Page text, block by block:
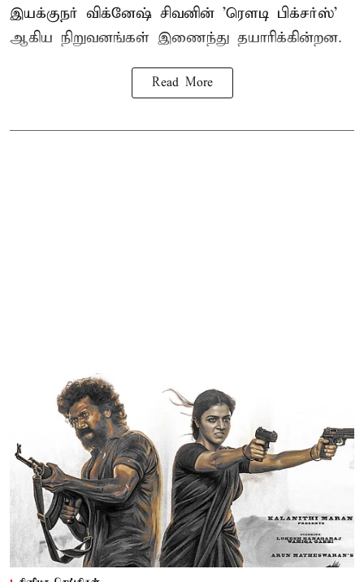
இயக்குநர் விக்னேஷ் சிவனின் 'ரௌடி பிக்சர்ஸ்'
ஆகிய நிறுவனங்கள் இணைந்து தயாரிக்கின்றன.
Read More